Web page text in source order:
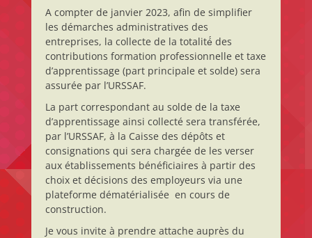
A compter de janvier 2023, afin de simplifier
les démarches administratives des
entreprises, la collecte de la totalité́ des
contributions formation professionnelle et taxe
d’apprentissage (part principale et solde) sera
assurée par l’URSSAF.
La part correspondant au solde de la taxe
d’apprentissage ainsi collecté sera transférée,
par l’URSSAF, à la Caisse des dépôts et
consignations qui sera chargée de les verser
aux établissements bénéficiaires à partir des
choix et décisions des employeurs via une
plateforme dématérialisée en cours de
construction.
Je vous invite à prendre attache auprès du